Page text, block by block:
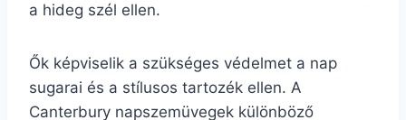
a hideg szél ellen.
Ők képviselik a szükséges védelmet a nap
sugarai és a stílusos tartozék ellen. A
Canterbury napszemüvegek különböző